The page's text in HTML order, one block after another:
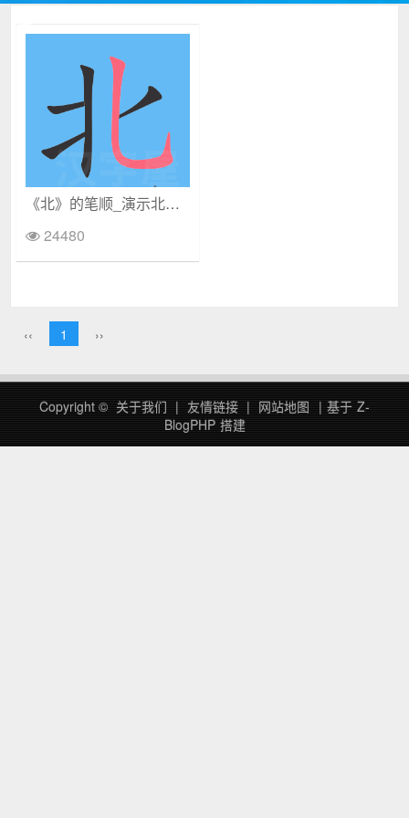
《北》的笔顺_演示北的笔顺及北字的笔画顺序
24480
‹‹ 1 ››
Copyright © 关于我们 | 友情链接 | 网站地图 | 基于 Z-
BlogPHP 搭建